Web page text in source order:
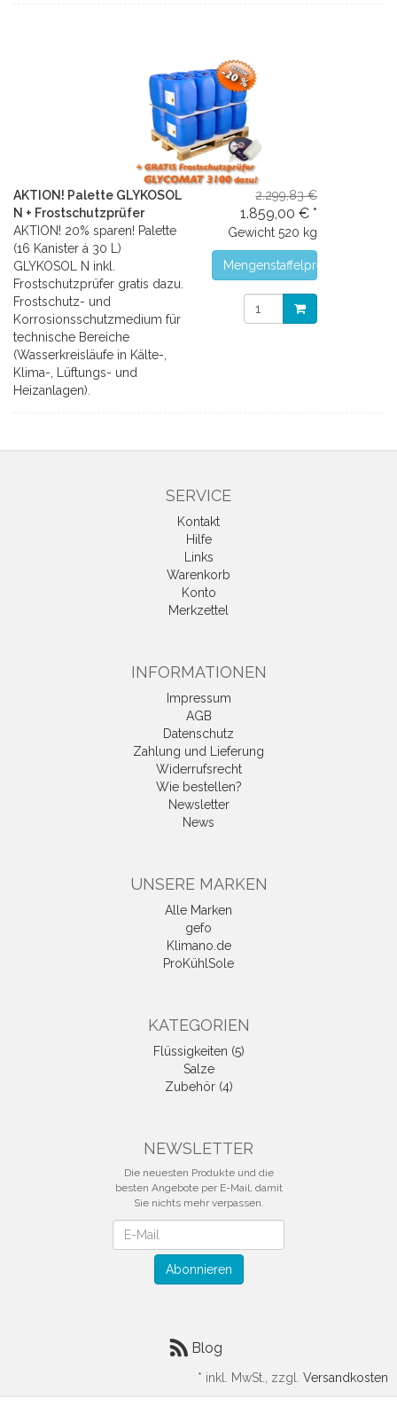
AKTION! Palette GLYKOSOL
N + Frostschutzprüfer
AKTION! 20% sparen! Palette
(16 Kanister á 30 L)
GLYKOSOL N inkl.
Frostschutzprüfer gratis dazu.
Frostschutz- und
Korrosionsschutzmedium für
technische Bereiche
(Wasserkreisläufe in Kälte-,
Klima-, Lüftungs- und
Heizanlagen).
2.299,83 €
1.859,00 € *
Gewicht 520 kg
Mengenstaffelpreise
SERVICE
Kontakt
Hilfe
Links
Warenkorb
Konto
Merkzettel
INFORMATIONEN
Impressum
AGB
Datenschutz
Zahlung und Lieferung
Widerrufsrecht
Wie bestellen?
Newsletter
News
UNSERE MARKEN
Alle Marken
gefo
Klimano.de
ProKühlSole
KATEGORIEN
Flüssigkeiten (5)
Salze
Zubehör (4)
NEWSLETTER
Die neuesten Produkte und die
besten Angebote per E-Mail, damit
Sie nichts mehr verpassen.
Abonnieren
Blog
* inkl. MwSt., zzgl. Versandkosten